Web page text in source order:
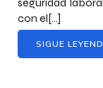
con el[...]
SIGUE